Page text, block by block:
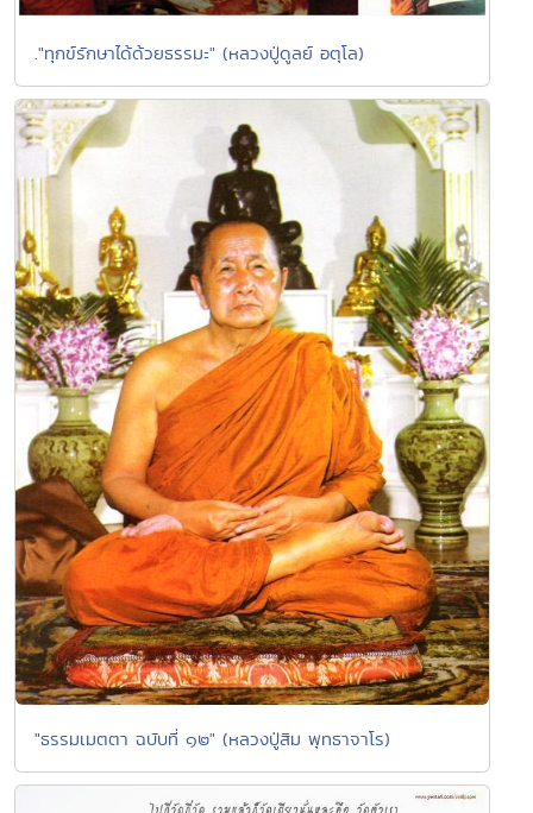
."ทุกข์รักษาได้ด้วยธรรมะ" (หลวงปู่ดูลย์ อตุโล)
"ธรรมเมตตา ฉบับที่ ๑๒" (หลวงปู่สิม พุทธาจาโร)